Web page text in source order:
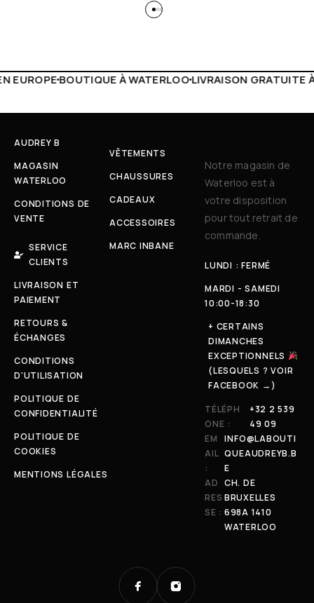
WATERLOOLIVRAISON GRATUITE À PARTIR DE 150€LIVE
AUDREY B
MAGASIN
WATERLOO
CONDITIONS DE
VENTE
SERVICE
CLIENTS
LIVRAISON ET
PAIEMENT
RETOURS &
ÉCHANGES
CONDITIONS
D'UTILISATION
POLITIQUE DE
CONFIDENTIALITÉ
POLITIQUE DE
COOKIES
MENTIONS LÉGALES
VÊTEMENTS
CHAUSSURES
CADEAUX
ACCESSOIRES
MARC INBANE
Notre magasin de
Waterloo est à
votre disposition
pour tout retrait de
commande.
LUNDI : FERMÉ
MARDI - SAMEDI
10:00-18:30
+ CERTAINS
DIMANCHES
EXCEPTIONNELS
(LESQUELS ? VOIR
FACEBOOK →)
TÉLÉPH
ONE :
+32 2 539
49 09
EM
AIL
:
INFO@LABOUTI
QUEAUDREYB.B
E
AD
RES
SE :
CH. DE
BRUXELLES
698A 1410
WATERLOO